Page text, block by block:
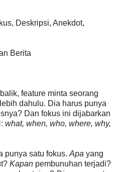
Deskripsi, Anekdot,
Berita
feature minta seorang
dahulu. Dia harus punya
Dan fokus ini dijabarkan
what, when, who, where, why,
punya satu fokus. Apa yang
Kapan pembunuhan terjadi?